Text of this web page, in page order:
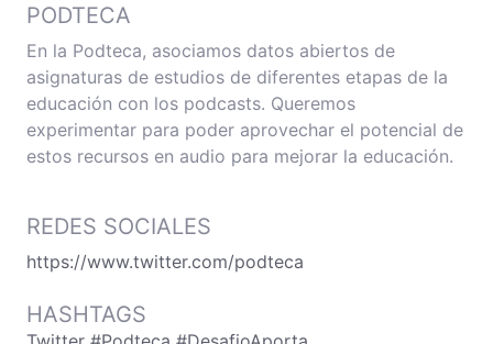
PODTECA
En la Podteca, asociamos datos abiertos de
asignaturas de estudios de diferentes etapas de la
educación con los podcasts. Queremos
experimentar para poder aprovechar el potencial de
estos recursos en audio para mejorar la educación.
REDES SOCIALES
https://www.twitter.com/podteca
HASHTAGS